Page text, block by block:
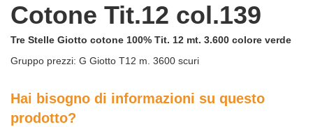
Cotone Tit.12 col.139
Tre Stelle Giotto cotone 100% Tit. 12 mt. 3.600 colore verde
Gruppo prezzi: G Giotto T12 m. 3600 scuri
Hai bisogno di informazioni su questo
prodotto?